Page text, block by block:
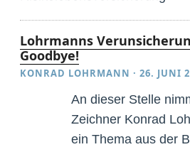
Lohrmanns
Goodbye!
KONRAD LOHRMANN ·26. JUNI
An dieser Stelle
Zeichner Konrad
ein Thema aus der